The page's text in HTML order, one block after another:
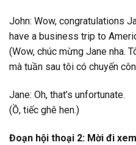
John: Wow, congratulations
have a business trip to
(Wow, chúc mừng Jane nha.
mà tuần sau tôi có chuyến
Jane: Oh, that’s unfortunate.
(Ồ, tiếc ghê hen.)
Đoạn hội thoại 2: Mời đi